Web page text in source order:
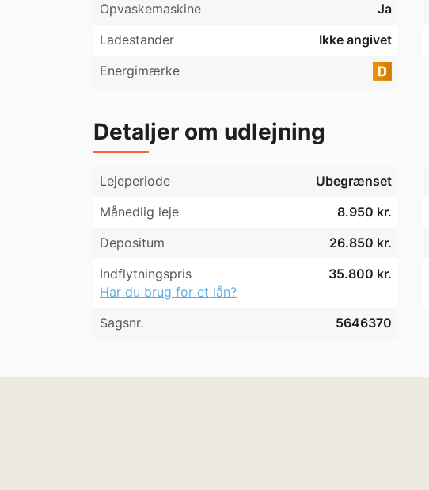
Opvaskemaskine
Ja
Ladestander
Ikke angivet
Energimærke
Detaljer om udlejning
Lejeperiode Ubegrænset
Månedlig leje
8.950 kr.
Depositum
26.850 kr.
Indflytningspris
35.800 kr.
Har du brug for et lån?
Sagsnr. 5646370